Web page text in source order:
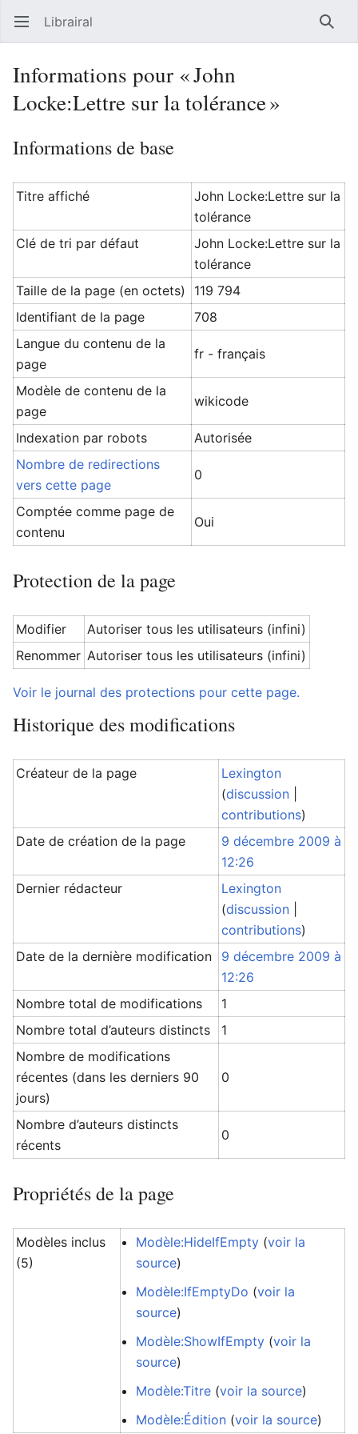
Ouvrir le menu principal Librairal
Informations pour « John
Locke:Lettre sur la tolérance »
Informations de base
Titre affiché
John Locke:Lettre sur la
tolérance
Clé de tri par défaut
John Locke:Lettre sur la
tolérance
Taille de la page (en octets)
119 794
Identifiant de la page
708
Langue du contenu de la
page
fr - français
Modèle de contenu de la
page
wikicode
Indexation par robots
Autorisée
Nombre de redirections
vers cette page
0
Comptée comme page de
contenu
Oui
Protection de la page
Modifier
Autoriser tous les utilisateurs (infini)
Renommer Autoriser tous les utilisateurs (infini)
Voir le journal des protections pour cette page.
Historique des modifications
Créateur de la page
Lexington
(discussion
contributions)
Date de création de la page
9 décembre 2009 à
12:26
Dernier rédacteur
Lexington
(discussion
contributions)
Date de la dernière modification
9 décembre 2009 à
12:26
Nombre total de modifications
1
Nombre total d’auteurs distincts
1
Nombre de modifications
récentes (dans les derniers 90
jours)
0
Nombre d’auteurs distincts
récents
0
Propriétés de la page
Modèles inclus
(5)
Modèle:HideIfEmpty (voir la
source)
Modèle:IfEmptyDo (voir la
source)
Modèle:ShowIfEmpty (voir la
source)
Modèle:Titre (voir la source)
Modèle:Édition (voir la source)